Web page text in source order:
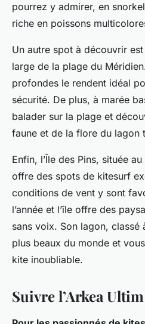
pourrez y admirer, en
riche en poissons
Un autre spot à découvrir
large de la plage du
profondes le rendent idéal
sécurité. De plus, à marée
balader sur la plage et
faune et de la flore du lagon
Enfin, l’Île des Pins, située
offre des spots de kitesurf
conditions de vent y sont
l’année et l’île offre des
sans voix. Son lagon, classé
plus beaux du monde et
kite inoubliable.
Suivre l’Arkea